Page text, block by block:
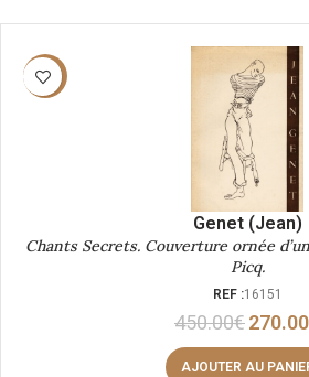
-40%
Genet (Jean)
Chants Secrets. Couverture ornée
Picq.
REF :16151
450.00€270.00
AJOUTER AU